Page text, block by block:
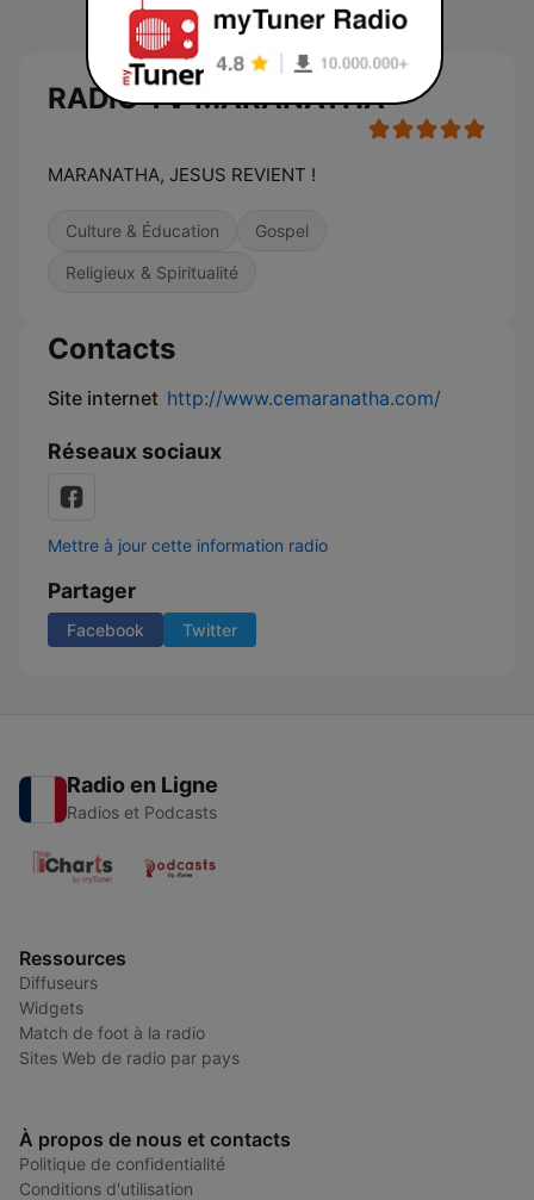
RADIO TV MARANATHA
MARANATHA, JESUS REVIENT !
Culture & Éducation Gospel
Religieux & Spiritualité
Contacts
Site internet http://www.cemaranatha.com/
Réseaux sociaux
Mettre à jour cette information radio
Partager
Facebook Twitter
Radio en Ligne
Radios et Podcasts
Ressources
Diffuseurs
Widgets
Match de foot à la radio
Sites Web de radio par pays
À propos de nous et contacts
Politique de confidentialité
Conditions d'utilisation